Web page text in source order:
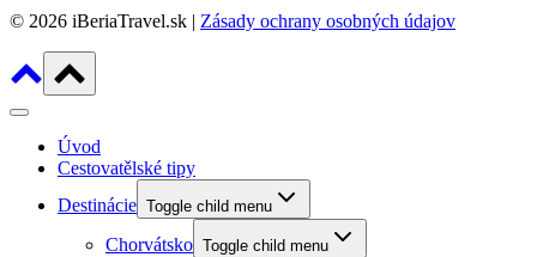
© 2026 iBeriaTravel.sk | Zásady ochrany osobných údajov
Úvod
Cestovatělské tipy
Destinácie Toggle child menu
Chorvátsko Toggle child menu